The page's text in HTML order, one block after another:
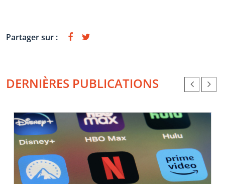
Partager sur :
DERNIÈRES PUBLICATIONS